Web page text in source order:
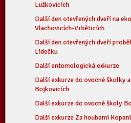
Lužkovicích
Další den otevřených dveří na
Vlachovicích-Vrběticích
Další den otevřených dveří
Lidečku
Další entomologická exkurze
Další exkurze do ovocné školky
Bojkovicích
Další exkurze do ovocné školy
Další exkurze Za houbami